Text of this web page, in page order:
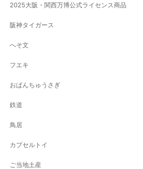
2025大阪・関西万博公式ライセンス商品
阪神タイガース
へそ文
フエキ
おぱんちゅうさぎ
鉄道
鳥居
カプセルトイ
ご当地土産